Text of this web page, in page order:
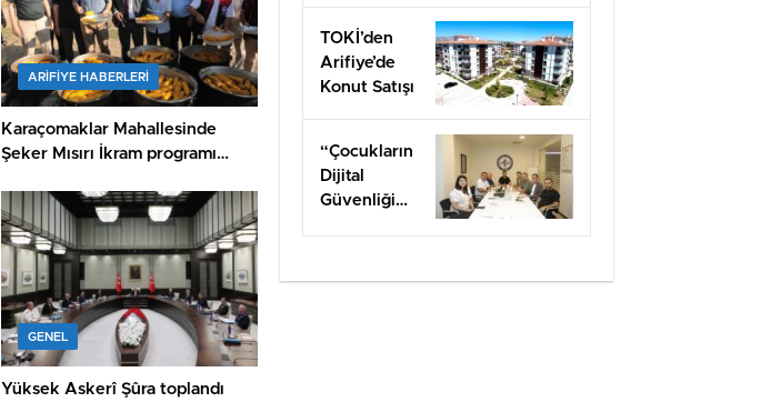
ARIFIYE HABERLERI
Karaçomaklar Mahallesinde
Şeker Mısırı İkram programı
GENEL
Yüksek Askerî Şûra toplandı
TOKİ’den
Arifiye’de
Konut Satışı
“Çocukların
Dijital
Güvenliği